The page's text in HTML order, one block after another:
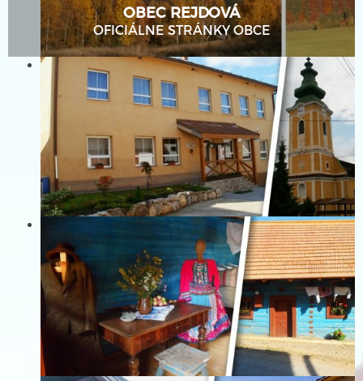
OBEC REJDOVÁ
OFICIÁLNE STRÁNKY OBCE